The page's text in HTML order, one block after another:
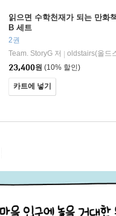
읽으면 수학천재가 되는 만화
B 세트
2권
Team. StoryG 저
oldstairs(올드
23,400원 (10% 할인)
카트에 넣기